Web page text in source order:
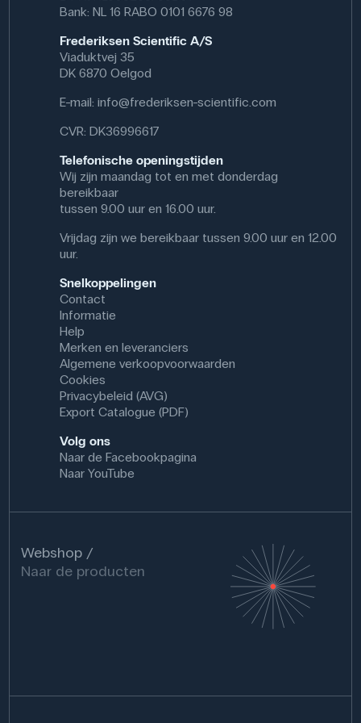
gebruikt om kleine hoeveelheden stoffen te drogen, af te
dekken en op te slaan.
Specifikationer
Dimensioner: (ø) 70 mm
Materiale: Glas
Bank: NL 16 RABO 0101 6676 98
Frederiksen Scientific A/S
Viaduktvej 35
DK 6870 Oelgod
E-mail:info@frederiksen-scientific.com
CVR: DK36996617
Telefonische openingstijden
Wij zijn maandag tot en met donderdag
bereikbaar
tussen 9.00 uur en 16.00 uur.
Vrijdag zijn we bereikbaar tussen 9.00 uur en 12.00
uur.
Snelkoppelingen
Contact
Informatie
Help
Merken en leveranciers
Algemene verkoopvoorwaarden
Cookies
Privacybeleid (AVG)
Export Catalogue (PDF)
Volg ons
Naar de Facebookpagina
Naar YouTube
Webshop
Naar de producten